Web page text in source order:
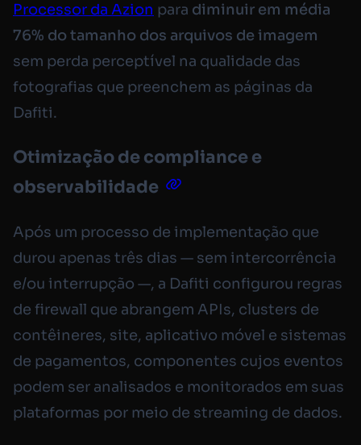
Processor da Azion para diminuir em média
76% do tamanho dos arquivos de imagem
sem perda perceptível na qualidade das
fotografias que preenchem as páginas da
Dafiti.
Otimização de compliance e
observabilidade
Após um processo de implementação que
durou apenas três dias — sem intercorrência
e/ou interrupção —, a Dafiti configurou regras
de firewall que abrangem APIs, clusters de
contêineres, site, aplicativo móvel e sistemas
de pagamentos, componentes cujos eventos
podem ser analisados e monitorados em suas
plataformas por meio de streaming de dados.